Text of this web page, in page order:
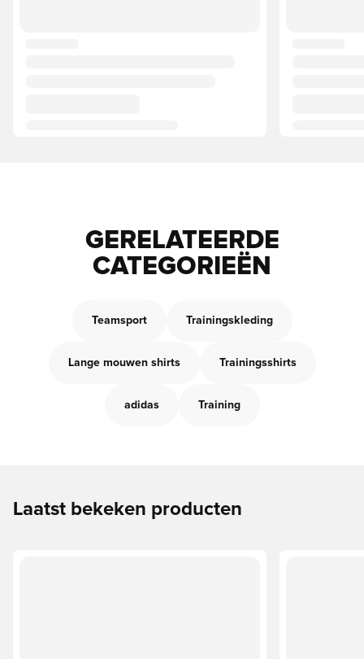
GERELATEERDE
CATEGORIEËN
Teamsport Trainingskleding
Lange mouwen shirts Trainingsshirts
adidas Training
Laatst bekeken producten